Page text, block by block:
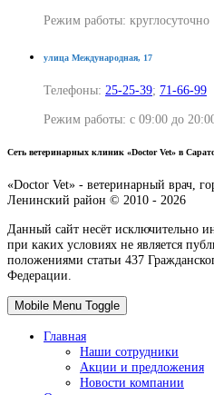
Режим работы: круглосуточно
улица Международная, 17
Телефоны: 25-25-39; 71-66-99
Режим работы: с 09:00 до
Сеть ветеринарных клиник «Doctor Vet» в
«Doctor Vet» - ветеринарный врач,
Ленинский район © 2010 - 2026
Данный сайт несёт исключительно
при каких условиях не является
положениями статьи 437
Федерации.
Mobile Menu Toggle
Главная
Наши сотрудники
Акции и предложения
Новости компании